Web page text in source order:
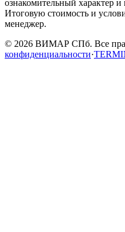
ознакомительный характер
Итоговую стоимость и
менеджер.
© 2026 ВИМАР СПб. Все
конфиденциальности·